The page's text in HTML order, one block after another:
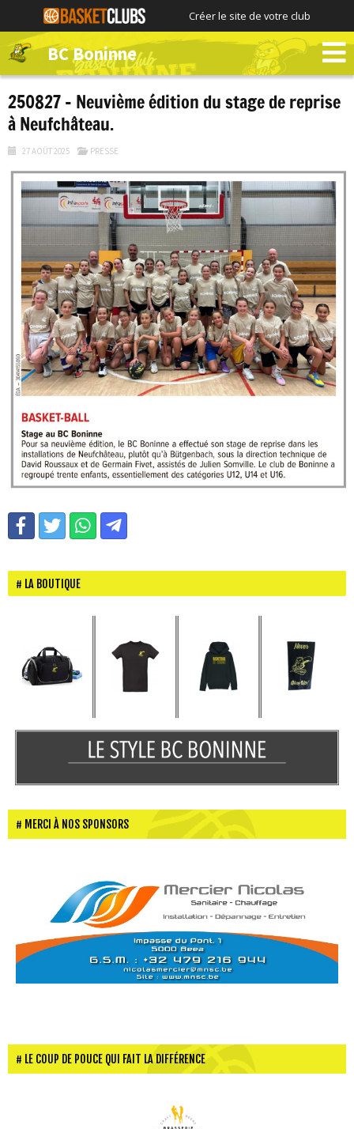
Créer le site de votre club
BC Boninne
250827 – Neuvième édition du stage de reprise
à Neufchâteau.
27 AOÛT 2025 PRESSE
LA BOUTIQUE
MERCI À NOS SPONSORS
LE COUP DE POUCE QUI FAIT LA DIFFÉRENCE